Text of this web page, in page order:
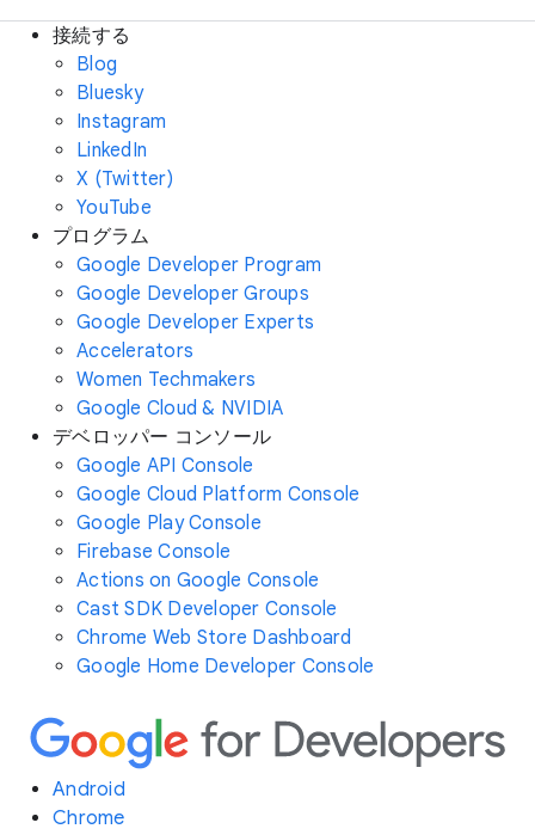
接続する
Blog
Bluesky
Instagram
LinkedIn
X (Twitter)
YouTube
プログラム
Google Developer Program
Google Developer Groups
Google Developer Experts
Accelerators
Women Techmakers
Google Cloud & NVIDIA
デベロッパー コンソール
Google API Console
Google Cloud Platform Console
Google Play Console
Firebase Console
Actions on Google Console
Cast SDK Developer Console
Chrome Web Store Dashboard
Google Home Developer Console
Android
Chrome